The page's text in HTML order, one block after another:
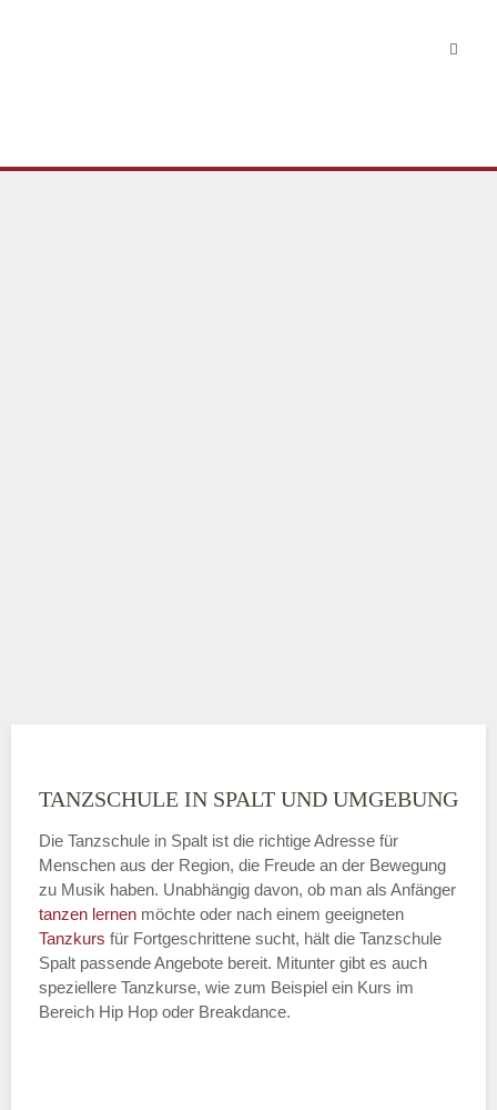
TANZSCHULE IN SPALT UND UMGEBUNG
Die Tanzschule in Spalt ist die richtige Adresse für
Menschen aus der Region, die Freude an der Bewegung
zu Musik haben. Unabhängig davon, ob man als Anfänger
tanzen lernen möchte oder nach einem geeigneten
Tanzkurs für Fortgeschrittene sucht, hält die Tanzschule
Spalt passende Angebote bereit. Mitunter gibt es auch
speziellere Tanzkurse, wie zum Beispiel ein Kurs im
Bereich Hip Hop oder Breakdance.